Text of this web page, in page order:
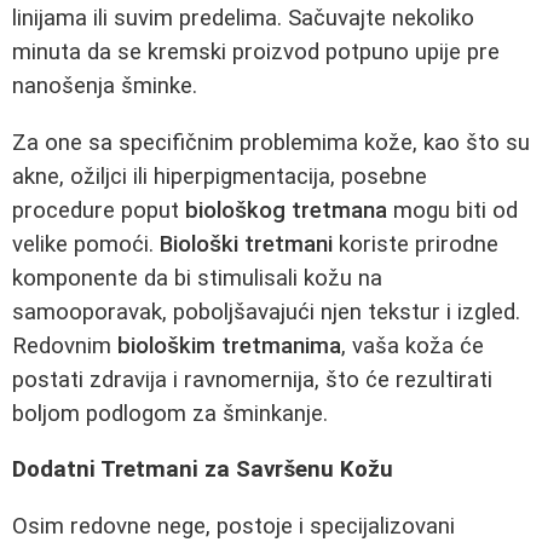
linijama ili suvim predelima. Sačuvajte nekoliko
minuta da se kremski proizvod potpuno upije pre
nanošenja šminke.
Za one sa specifičnim problemima kože, kao što su
akne, ožiljci ili hiperpigmentacija, posebne
procedure poput biološkog tretmana mogu biti od
velike pomoći. Biološki tretmani koriste prirodne
komponente da bi stimulisali kožu na
samooporavak, poboljšavajući njen tekstur i izgled.
Redovnim biološkim tretmanima, vaša koža će
postati zdravija i ravnomernija, što će rezultirati
boljom podlogom za šminkanje.
Dodatni Tretmani za Savršenu Kožu
Osim redovne nege, postoje i specijalizovani